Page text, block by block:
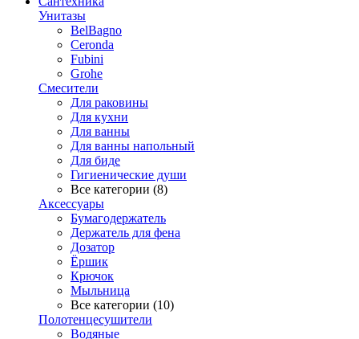
Унитазы
BelBagno
Ceronda
Fubini
Grohe
Смесители
Для раковины
Для кухни
Для ванны
Для ванны напольный
Для биде
Гигиенические души
Все категории (8)
Аксессуары
Бумагодержатель
Держатель для фена
Дозатор
Ёршик
Крючок
Мыльница
Все категории (10)
Полотенцесушители
Водяные